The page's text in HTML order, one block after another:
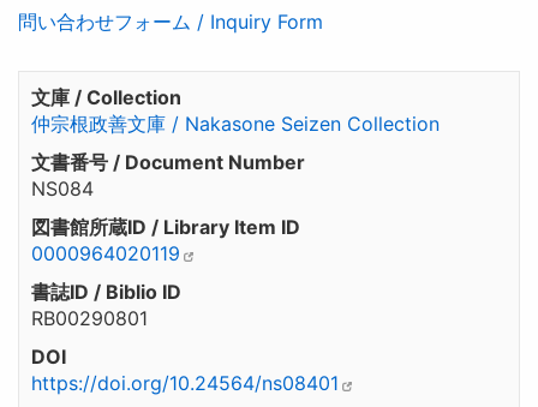
問い合わせフォーム / Inquiry Form
文庫 / Collection
仲宗根政善文庫 / Nakasone Seizen Collection
文書番号 / Document Number
NS084
図書館所蔵ID / Library Item ID
0000964020119
書誌ID / Biblio ID
RB00290801
DOI
https://doi.org/10.24564/ns08401